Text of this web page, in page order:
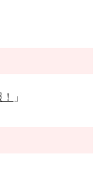
」